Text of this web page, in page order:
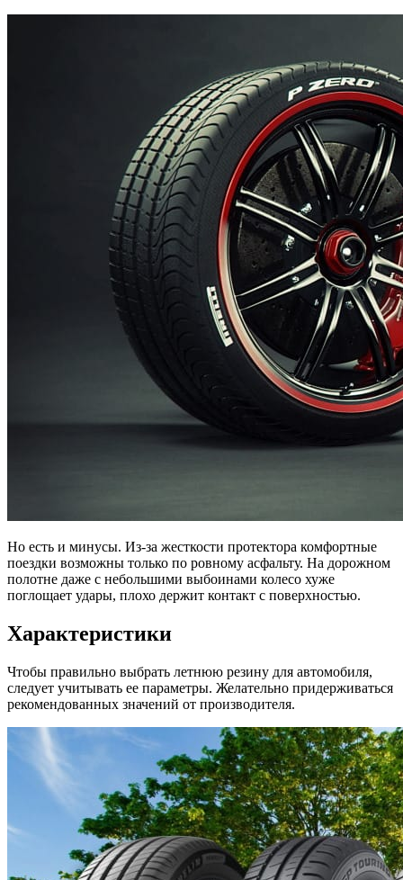
Но есть и минусы. Из-за жесткости протектора комфортные
поездки возможны только по ровному асфальту. На дорожном
полотне даже с небольшими выбоинами колесо хуже
поглощает удары, плохо держит контакт с поверхностью.
Характеристики
Чтобы правильно выбрать летнюю резину для автомобиля,
следует учитывать ее параметры. Желательно придерживаться
рекомендованных значений от производителя.